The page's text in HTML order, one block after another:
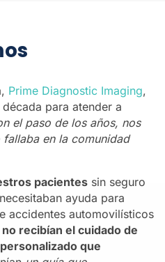
Prime Diagnostic Imaging,
para atender a
el paso de los años, nos
en la comunidad
pacientes sin seguro
ayuda para
accidentes automovilísticos
no recibían el cuidado de
que